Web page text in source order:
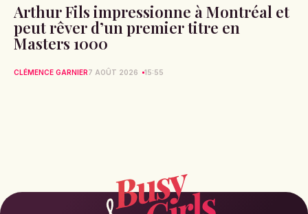
Arthur Fils impressionne à Montréal et
peut rêver d’un premier titre en
Masters 1000
CLÉMENCE GARNIER7 AOÛT 2026 15:55